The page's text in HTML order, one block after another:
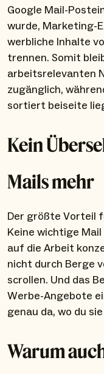
Google Mail-
wurde, Marketing-
werbliche Inhalte
trennen. Somit
arbeitsrelevanten
zugänglich,
sortiert beiseite
Kein
Mails mehr
Der größte Vorteil
Keine wichtige
auf die Arbeit
nicht durch Berge
scrollen. Und das
Werbe-Angebote
genau da, wo du
Warum